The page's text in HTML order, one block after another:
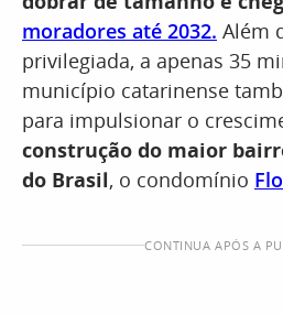
moradores até 2032. Além
privilegiada, a apenas 35
município catarinense
para impulsionar o
construção do maior
do Brasil, o condomínio
CONTINUA APÓS A